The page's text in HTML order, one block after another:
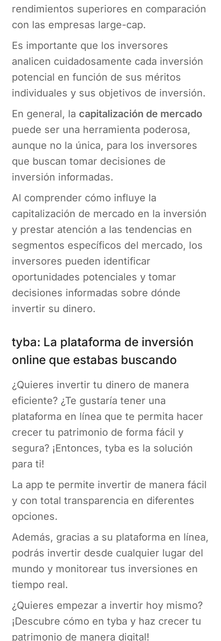
rendimientos superiores en comparación
con las empresas large-cap.
Es importante que los inversores
analicen cuidadosamente cada inversión
potencial en función de sus méritos
individuales y sus objetivos de inversión.
En general, la capitalización de mercado
puede ser una herramienta poderosa,
aunque no la única, para los inversores
que buscan tomar decisiones de
inversión informadas.
Al comprender cómo influye la
capitalización de mercado en la inversión
y prestar atención a las tendencias en
segmentos específicos del mercado, los
inversores pueden identificar
oportunidades potenciales y tomar
decisiones informadas sobre dónde
invertir su dinero.
tyba: La plataforma de inversión
online que estabas buscando
¿Quieres invertir tu dinero de manera
eficiente? ¿Te gustaría tener una
plataforma en línea que te permita hacer
crecer tu patrimonio de forma fácil y
segura? ¡Entonces, tyba es la solución
para ti!
La app te permite invertir de manera fácil
y con total transparencia en diferentes
opciones.
Además, gracias a su plataforma en línea,
podrás invertir desde cualquier lugar del
mundo y monitorear tus inversiones en
tiempo real.
¿Quieres empezar a invertir hoy mismo?
¡Descubre cómo en tyba y haz crecer tu
patrimonio de manera digital!